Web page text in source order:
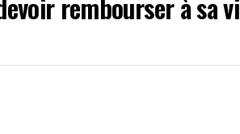
rembourser à sa